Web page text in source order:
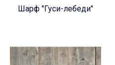
Шарф "Гуси-лебеди"